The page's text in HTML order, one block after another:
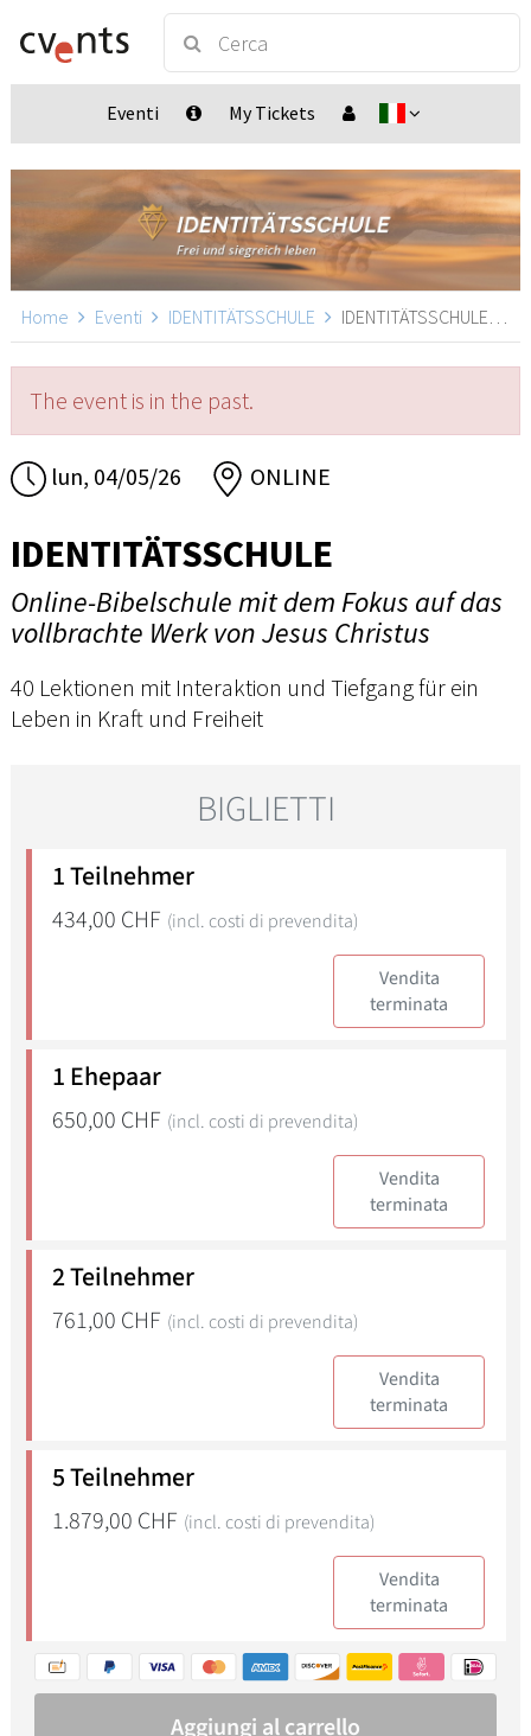
Eventi My Tickets
Home Eventi IDENTITÄTSSCHULE IDENTITÄTSSCHULE, ONLINE
The event is in the past.
lun, 04/05/26 ONLINE
IDENTITÄTSSCHULE
Online-Bibelschule mit dem Fokus auf das
vollbrachte Werk von Jesus Christus
40 Lektionen mit Interaktion und Tiefgang für ein
Leben in Kraft und Freiheit